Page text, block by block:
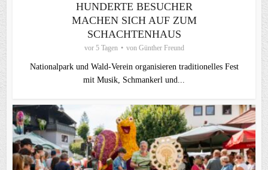
HUNDERTE BESUCHER
MACHEN SICH AUF ZUM
SCHACHTENHAUS
vor 5 Tagen von Günther Freund
Nationalpark und Wald-Verein organisieren traditionelles Fest
mit Musik, Schmankerl und...